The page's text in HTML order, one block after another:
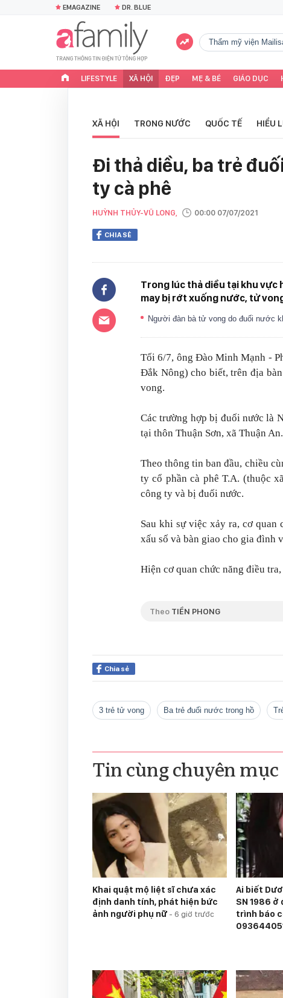
EMAGAZINE DR. BLUE
Thẩm mỹ viện
LIFESTYLE XÃ HỘI ĐẸP MẸ & BÉ GIÁO DỤC
XÃ HỘI TRONG NƯỚC QUỐC TẾ HIỂU
Đi thả diều, ba trẻ
ty cà phê
HUỲNH THỦY-VŨ LONG, 00:00 07/07/2021
CHIA SẺ
Trong lúc thả diều tại khu vực
may bị rớt xuống nước, tử
Người đàn bà tử vong do đuối nước
Tối 6/7, ông Đào Minh Mạnh -
Đắk Nông) cho biết, trên địa
vong.
Các trường hợp bị đuối nước là
tại thôn Thuận Sơn, xã Thuận An.
Theo thông tin ban đầu, chiều
ty cổ phần cà phê T.A. (thuộc
công ty và bị đuối nước.
Sau khi sự việc xảy ra, cơ quan
xấu số và bàn giao cho gia đình
Hiện cơ quan chức năng điều
Theo TIỀN PHONG
Chia sẻ
3 trẻ tử vong ba trẻ đuối nước trong hồ
Tin cùng chuyên mục
Khai quật mộ liệt sĩ chưa xác
định danh tính, phát hiện bức
ảnh người phụ nữ - 6 giờ trước
Ai biết
SN 1986
trình báo